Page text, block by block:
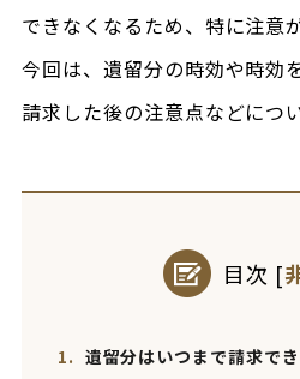
できなくなるため、特に注意
今回は、遺留分の時効や時効
請求した後の注意点などにつ
目次 [
1. 遺留分はいつまで請求で